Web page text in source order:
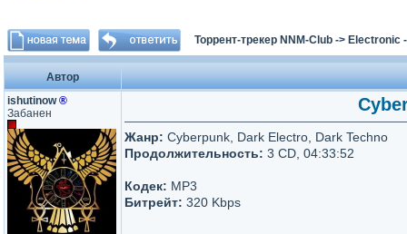
Торрент-трекер NNM-Club -> Electronic
Автор
ishutinow®
Забанен
Жанр: Cyberpunk, Dark Electro, Dark Techno
Продолжительность: 3 CD, 04:33:52
Кодек: MP3
Битрейт: 320 Kbps